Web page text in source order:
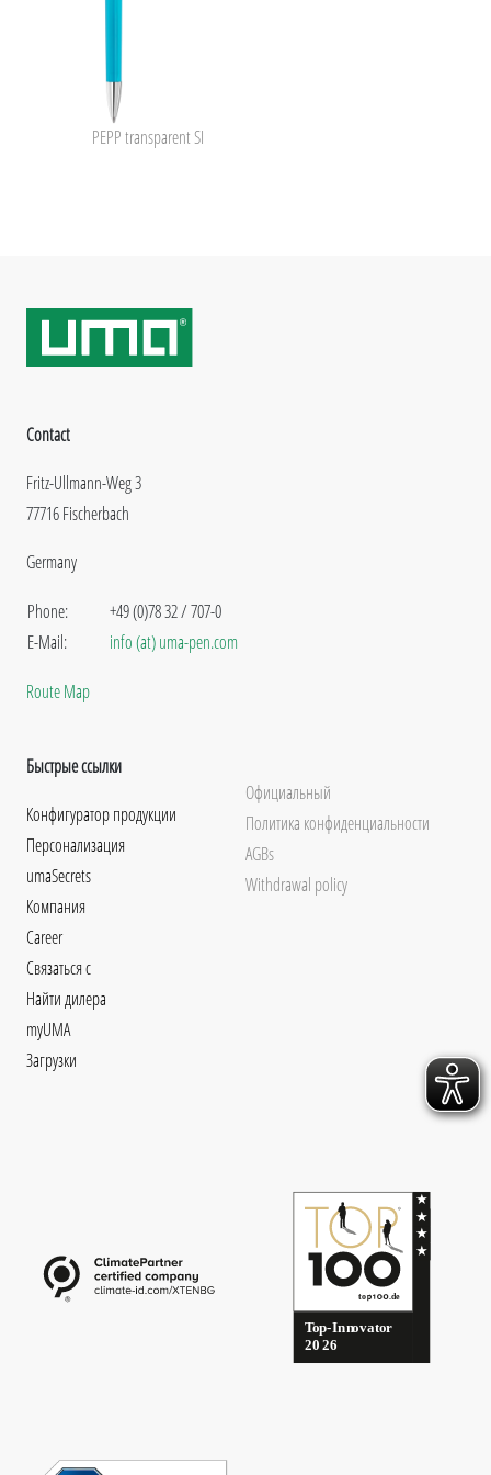
PEPP transparent SI
Contact
Fritz-Ullmann-Weg 3
77716 Fischerbach
Germany
Phone:
E-Mail:
+49 (0)78 32 / 707-0
info (at) uma-pen.com
Route Map
Быстрые ссылки
Конфигуратор продукции
Персонализация
umaSecrets
Компания
Career
Связаться с
Найти дилера
myUMA
Загрузки
Официальный
Политика конфиденциальности
AGBs
Withdrawal policy